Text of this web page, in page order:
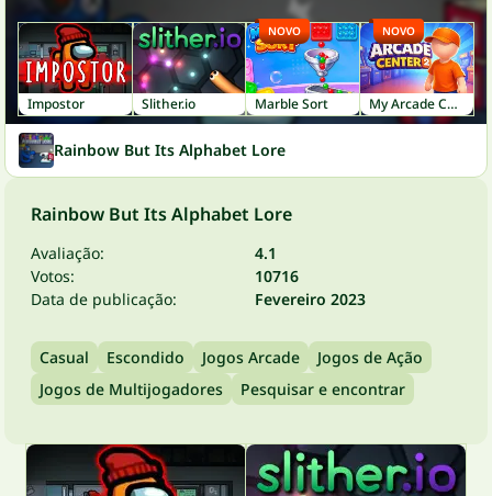
Impostor Slither.io Marble Sort
NOVO
My Arcade Center 2
NOVO
Rainbow But Its Alphabet Lore
Rainbow But Its Alphabet Lore
Avaliação:
4.1
Votos:
10716
Data de publicação:
Fevereiro 2023
Casual Escondido Jogos Arcade
Jogos de Ação
Jogos de Multijogadores
Pesquisar e encontrar